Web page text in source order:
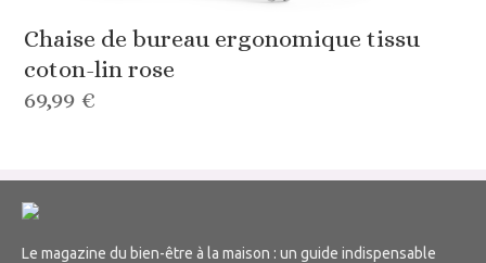
Chaise de bureau ergonomique tissu
coton-lin rose
69,99 €
Le magazine du bien-être à la maison : un guide indispensable